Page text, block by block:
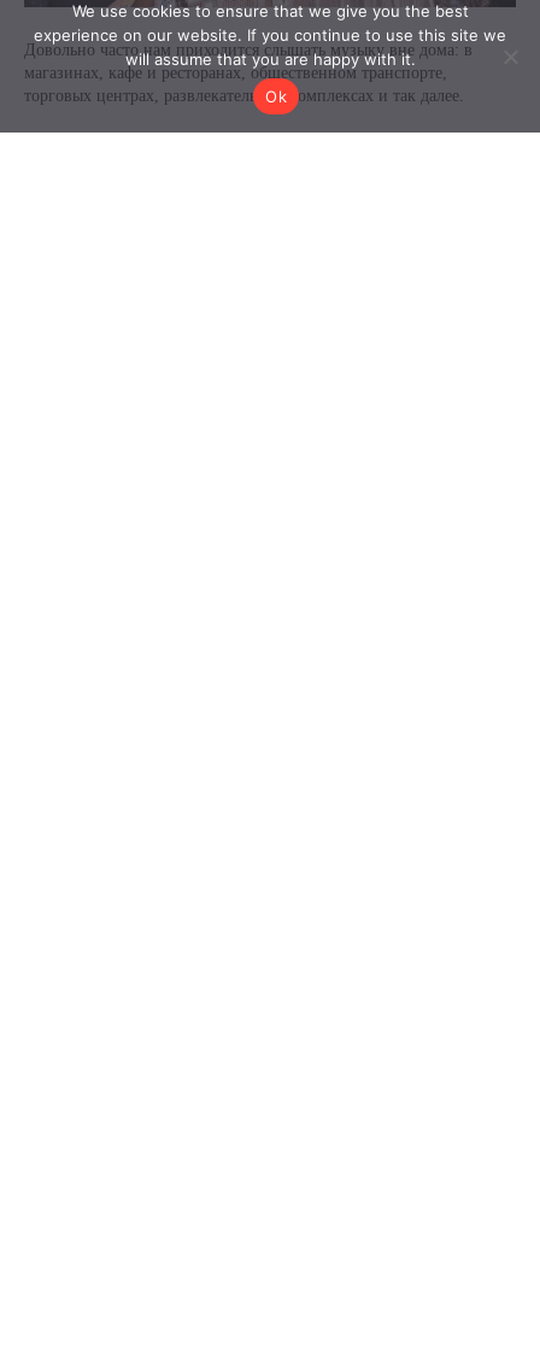
We use cookies to ensure that we give you the best
experience on our website. If you continue to use this site we
will assume that you are happy with it.
Ok